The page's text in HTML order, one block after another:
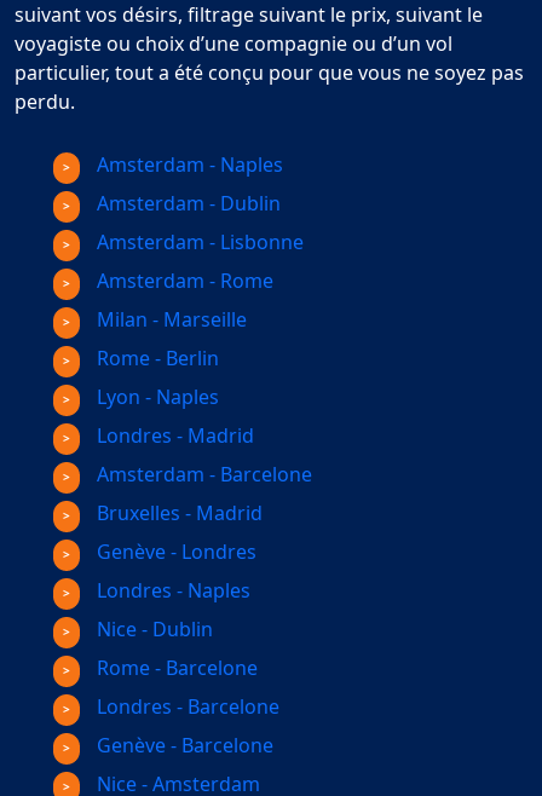
suivant vos désirs, filtrage suivant le prix, suivant le
voyagiste ou choix d’une compagnie ou d’un vol
particulier, tout a été conçu pour que vous ne soyez pas
perdu.
Amsterdam - Naples
Amsterdam - Dublin
Amsterdam - Lisbonne
Amsterdam - Rome
Milan - Marseille
Rome - Berlin
Lyon - Naples
Londres - Madrid
Amsterdam - Barcelone
Bruxelles - Madrid
Genève - Londres
Londres - Naples
Nice - Dublin
Rome - Barcelone
Londres - Barcelone
Genève - Barcelone
Nice - Amsterdam